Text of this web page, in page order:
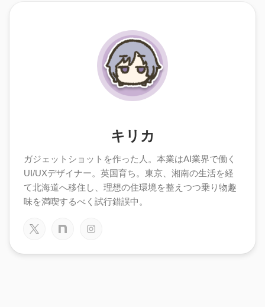
キリカ
ガジェットショットを作った人。本業はAI業界で働く
UI/UXデザイナー。英国育ち。東京、湘南の生活を経
て北海道へ移住し、理想の住環境を整えつつ乗り物趣
味を満喫するべく試行錯誤中。